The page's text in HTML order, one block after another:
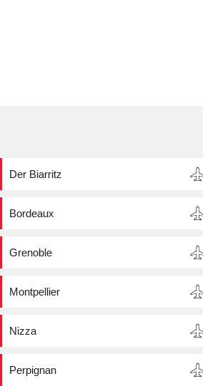
Der Biarritz
Bordeaux
Grenoble
Montpellier
Nizza
Perpignan